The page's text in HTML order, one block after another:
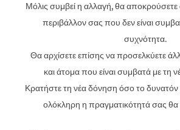
Μόλις συμβεί η αλλαγή, θα αποκρούσετε
περιβάλλον σας που δεν είναι
συχνότητα.
Θα αρχίσετε επίσης να προσελκύετε
και άτομα που είναι συμβατά με τη
Κρατήστε τη νέα δόνηση όσο το
ολόκληρη η πραγματικότητά σας θα